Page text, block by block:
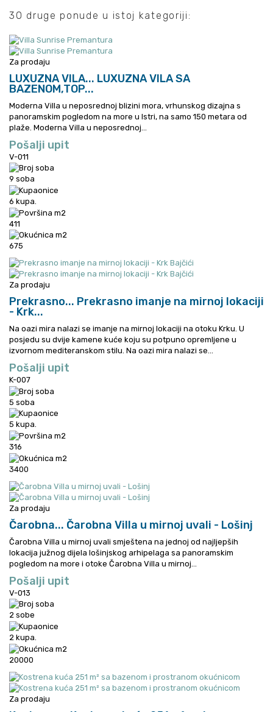
30 druge ponude u istoj kategoriji:
Za prodaju
LUXUZNA VILA... LUXUZNA VILA SA
BAZENOM,TOP...
Moderna Villa u neposrednoj blizini mora, vrhunskog dizajna s
panoramskim pogledom na more u Istri, na samo 150 metara od
plaže. Moderna Villa u neposrednoj...
Pošalji upit
V-011
9 soba
6 kupa.
411
675
Za prodaju
Prekrasno... Prekrasno imanje na mirnoj lokaciji
- Krk...
Na oazi mira nalazi se imanje na mirnoj lokaciji na otoku Krku. U
posjedu su dvije kamene kuće koju su potpuno opremljene u
izvornom mediteranskom stilu. Na oazi mira nalazi se...
Pošalji upit
K-007
5 soba
5 kupa.
316
3400
Za prodaju
Čarobna... Čarobna Villa u mirnoj uvali - Lošinj
Čarobna Villa u mirnoj uvali smještena na jednoj od najljepših
lokacija južnog dijela lošinjskog arhipelaga sa panoramskim
pogledom na more i otoke Čarobna Villa u mirnoj...
Pošalji upit
V-013
2 sobe
2 kupa.
20000
Za prodaju